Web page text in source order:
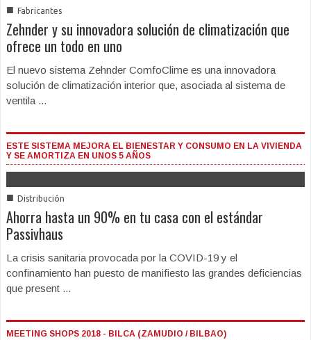
■ Fabricantes
Zehnder y su innovadora solución de climatización que
ofrece un todo en uno
El nuevo sistema Zehnder ComfoClime es una innovadora
solución de climatización interior que, asociada al sistema de
ventila ...
ESTE SISTEMA MEJORA EL BIENESTAR Y CONSUMO EN LA VIVIENDA
Y SE AMORTIZA EN UNOS 5 AÑOS
■ Distribución
Ahorra hasta un 90% en tu casa con el estándar
Passivhaus
La crisis sanitaria provocada por la COVID-19 y el
confinamiento han puesto de manifiesto las grandes deficiencias
que present ...
MEETING SHOPS 2018 - BILCA (ZAMUDIO / BILBAO)